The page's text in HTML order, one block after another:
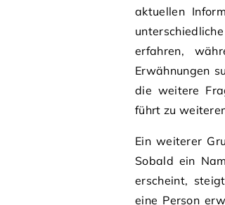
aktuellen
erfahren,
Erwähnungen
die weitere
führt zu
Ein weiterer
Sobald ein
erscheint,
eine Person